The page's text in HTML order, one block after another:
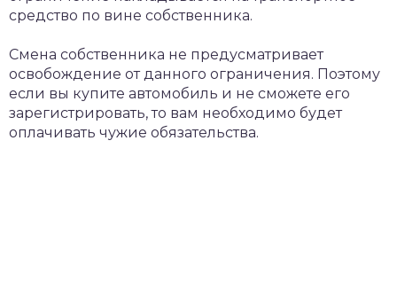
средство по вине собственника.
Смена собственника не предусматривает
освобождение от данного ограничения. Поэтому
если вы купите автомобиль и не сможете его
зарегистрировать, то вам необходимо будет
оплачивать чужие обязательства.